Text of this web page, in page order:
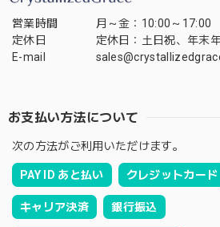
営業時間
月～金：10:00～17:00
定休日
定休日：土日祝、年末
E-mail
お支払い方法について
次の方法がご利用いただけます。
PAY ID あと払い クレジットカード
キャリア決済 銀行振込